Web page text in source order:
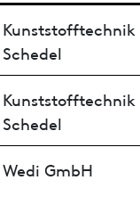
Kunststofftechnik
Schedel
Kunststofftechnik
Schedel
Wedi GmbH